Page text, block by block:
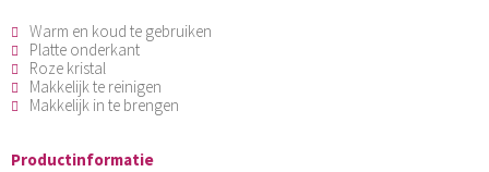
Warm en koud te gebruiken
Platte onderkant
Roze kristal
Makkelijk te reinigen
Makkelijk in te brengen
Productinformatie